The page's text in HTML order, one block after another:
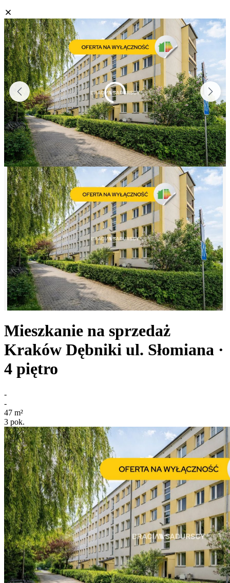
Mieszkanie na sprzedaż
Kraków Dębniki ul. Słomiana ·
4 piętro
-
-
47 m²
3 pok.